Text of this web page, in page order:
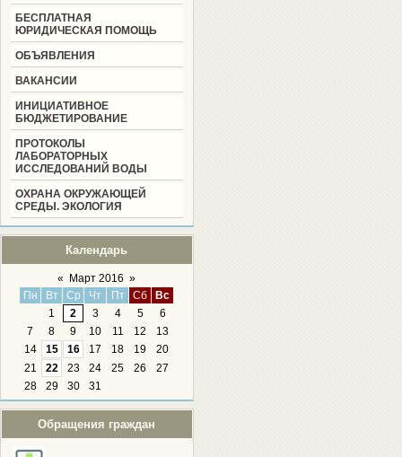
БЕСПЛАТНАЯ
ЮРИДИЧЕСКАЯ ПОМОЩЬ
ОБЪЯВЛЕНИЯ
ВАКАНСИИ
ИНИЦИАТИВНОЕ
БЮДЖЕТИРОВАНИЕ
ПРОТОКОЛЫ
ЛАБОРАТОРНЫХ
ИССЛЕДОВАНИЙ ВОДЫ
ОХРАНА ОКРУЖАЮЩЕЙ
СРЕДЫ. ЭКОЛОГИЯ
Календарь
« Март 2016 »
Пн
Вт Ср Чт Пт Сб
Вс
1
2 3 4 5
6
7
8 9 10 11 12
13
14
15 16 17 18 19
20
21
22 23 24 25 26
27
28
29 30 31
Обращения граждан